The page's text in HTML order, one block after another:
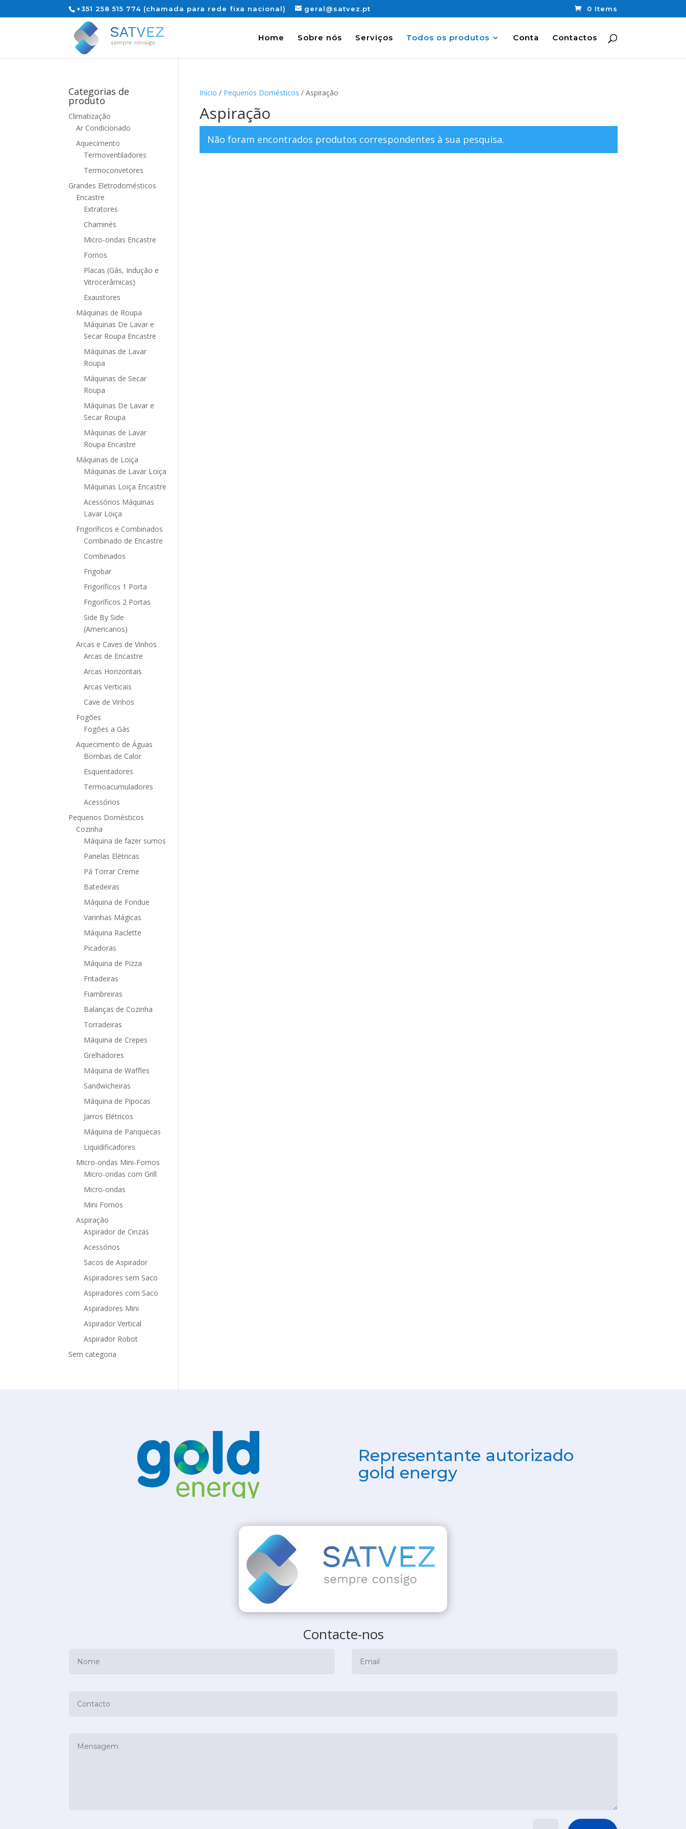
+351 258 515 774 (chamada para rede fixa nacional) geral@satvez.pt 0 Items
Home Sobre nós Serviços Todos os produtos Conta Contactos
Início / Pequenos Domésticos / Aspiração
Aspiração
Não foram encontrados produtos correspondentes à sua pesquisa.
Categorias de
produto
Climatização
Ar Condicionado
Aquecimento
Termoventiladores
Termoconvetores
Grandes Eletrodomésticos
Encastre
Extratores
Chaminés
Micro-ondas Encastre
Fornos
Placas (Gás, Indução e
Vitrocerâmicas)
Exaustores
Máquinas de Roupa
Máquinas De Lavar e
Secar Roupa Encastre
Máquinas de Lavar
Roupa
Máquinas de Secar
Roupa
Máquinas De Lavar e
Secar Roupa
Máquinas de Lavar
Roupa Encastre
Máquinas de Loiça
Máquinas de Lavar Loiça
Máquinas Loiça Encastre
Acessórios Máquinas
Lavar Loiça
Frigoríficos e Combinados
Combinado de Encastre
Combinados
Frigobar
Frigoríficos 1 Porta
Frigoríficos 2 Portas
Side By Side
(Americanos)
Arcas e Caves de Vinhos
Arcas de Encastre
Arcas Horizontais
Arcas Verticais
Cave de Vinhos
Fogões
Fogões a Gás
Aquecimento de Águas
Bombas de Calor
Esquentadores
Termoacumuladores
Acessórios
Pequenos Domésticos
Cozinha
Máquina de fazer sumos
Panelas Elétricas
Pá Torrar Creme
Batedeiras
Máquina de Fondue
Varinhas Mágicas
Máquina Raclette
Picadoras
Máquina de Pizza
Fritadeiras
Fiambreiras
Balanças de Cozinha
Torradeiras
Máquina de Crepes
Grelhadores
Máquina de Waffles
Sandwicheiras
Máquina de Pipocas
Jarros Elétricos
Máquina de Panquecas
Liquidificadores
Micro-ondas Mini-Fornos
Micro-ondas com Grill
Micro-ondas
Mini Fornos
Aspiração
Aspirador de Cinzas
Acessórios
Sacos de Aspirador
Aspiradores sem Saco
Aspiradores com Saco
Aspiradores Mini
Aspirador Vertical
Aspirador Robot
Sem categoria
Representante autorizado
gold energy
Contacte-nos